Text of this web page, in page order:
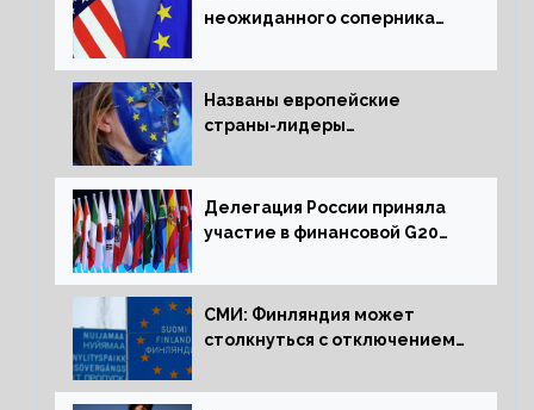
неожиданного соперника
Названы европейские
страны-лидеры
активов
Делегация России приняла
участие в финансовой G20
СМИ: Финляндия может
столкнуться с отключением